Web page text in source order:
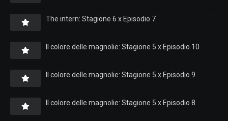
The intern: Stagione 6 x Episodio 7
Il colore delle magnolie: Stagione 5 x Episodio 10
Il colore delle magnolie: Stagione 5 x Episodio 9
Il colore delle magnolie: Stagione 5 x Episodio 8